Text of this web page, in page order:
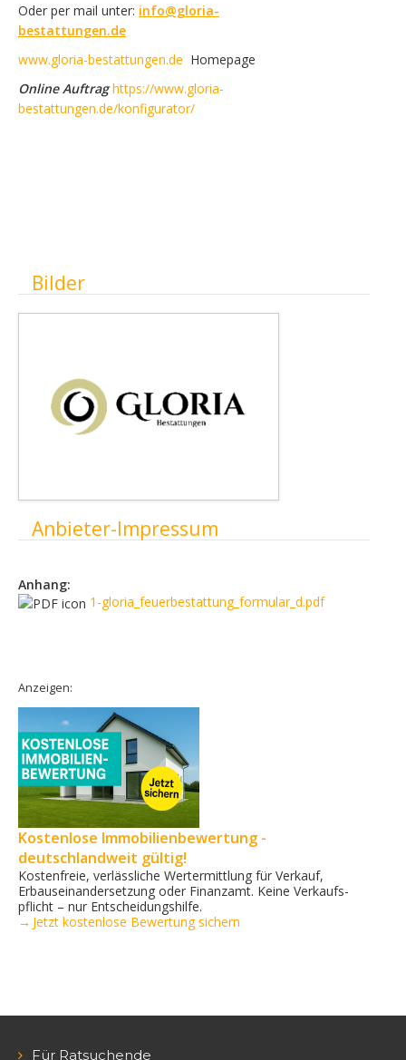
Oder per mail unter: info@gloria-
bestattungen.de
www.gloria-bestattungen.de Homepage
Online Auftraghttps://www.gloria-
bestattungen.de/konfigurator/
Ausblenden
Bilder
Ausblenden
Anbieter-Impressum
Anhang:
1-gloria_feuerbestattung_formular_d.pdf
Anzeigen:
Kostenlose Immobilienbewertung -
deutschlandweit gültig!
Kostenfreie, verlässliche Wertermittlung für Verkauf,
Erbauseinandersetzung oder Finanzamt. Keine Verkaufs­
pflicht – nur Entscheidungshilfe.
→ Jetzt kostenlose Bewertung sichern
Für Ratsuchende